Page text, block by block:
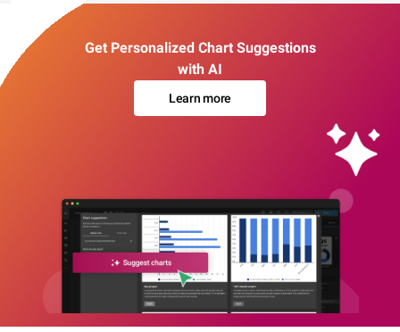
Get Personalized Chart Suggestions
with AI
Learn more